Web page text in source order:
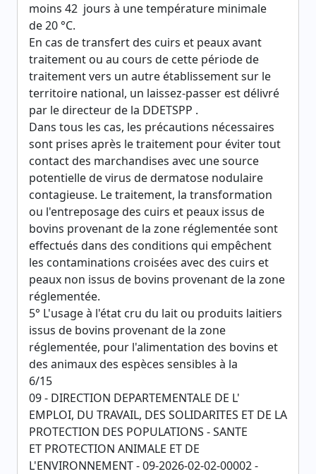
moins 42 jours à une température minimale
de 20 °C.
En cas de transfert des cuirs et peaux avant
traitement ou au cours de cette période de
traitement vers un autre établissement sur le
territoire national, un laissez-passer est délivré
par le directeur de la DDETSPP .
Dans tous les cas, les précautions nécessaires
sont prises après le traitement pour éviter tout
contact des marchandises avec une source
potentielle de virus de dermatose nodulaire
contagieuse. Le traitement, la transformation
ou l'entreposage des cuirs et peaux issus de
bovins provenant de la zone réglementée sont
effectués dans des conditions qui empêchent
les contaminations croisées avec des cuirs et
peaux non issus de bovins provenant de la zone
réglementée.
5° L'usage à l'état cru du lait ou produits laitiers
issus de bovins provenant de la zone
réglementée, pour l'alimentation des bovins et
des animaux des espèces sensibles à la
6/15
09 - DIRECTION DEPARTEMENTALE DE L'
EMPLOI, DU TRAVAIL, DES SOLIDARITES ET DE LA
PROTECTION DES POPULATIONS - SANTE
ET PROTECTION ANIMALE ET DE
L'ENVIRONNEMENT - 09-2026-02-02-00002 -